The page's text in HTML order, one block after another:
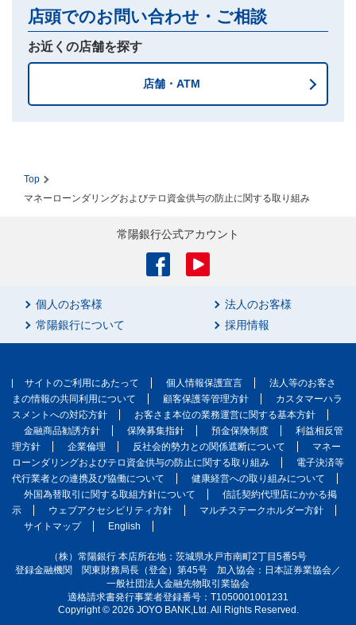
店頭でのお問い合わせ・ご相談
お近くの店舗を探す
店舗・ATM
Top
マネーローンダリングおよびテロ資金供与の防止に関する取り組み
個人のお客様
法人のお客様
常陽銀行について
採用情報
常陽銀行公式アカウント
サイトのご利用にあたって 個人情報保護宣言
法人等のお客さ
まの情報の共同利用について
顧客保護等管理方針
カスタマーハラ
スメントへの対応方針
お客さま本位の業務運営に関する基本方針
金融商品勧誘方針
保険募集指針 預金保険制度
利益相反管
理方針
企業倫理 反社会的勢力との関係遮断について
マネー
ローンダリングおよびテロ資金供与の防止に関する取り組み
電子決済等
代行業者との連携及び協働について
健康経営への取り組みについて
外国為替取引に関する取組方針について
信託契約代理店にかかる掲
示
ウェブアクセシビリティ方針
マルチステークホルダー方針
サイトマップ
English
（株）常陽銀行 本店所在地：茨城県水戸市南町2丁目5番5号
登録金融機関 関東財務局長（登金）第45号 加入協会：日本証券業協会／
一般社団法人金融先物取引業協会
適格請求書発行事業者登録番号：T1050001001231
Copyright © 2026 JOYO BANK,Ltd. All Rights Reserved.